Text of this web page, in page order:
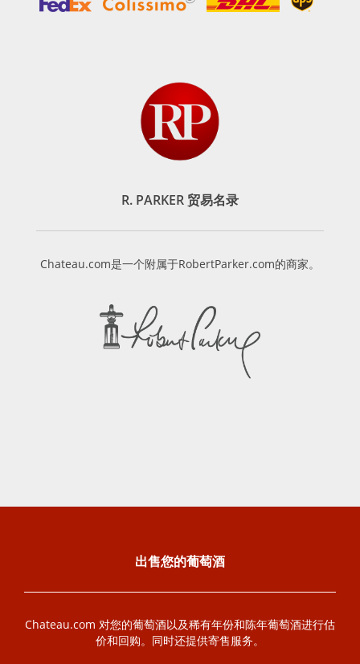
R. PARKER 贸易名录
Chateau.com是一个附属于RobertParker.com的商家。
出售您的葡萄酒
Chateau.com 对您的葡萄酒以及稀有年份和陈年葡萄酒进行估
价和回购。同时还提供寄售服务。